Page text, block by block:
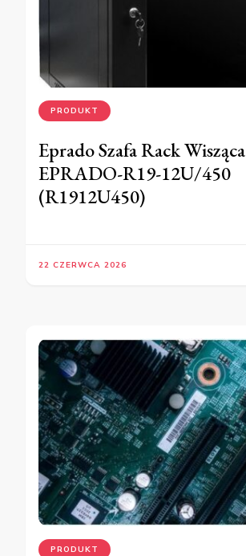
PRODUKT
Eprado Szafa Rack Wisząca
EPRADO-R19-12U/450
(R1912U450)
22 CZERWCA 2026
PRODUKT